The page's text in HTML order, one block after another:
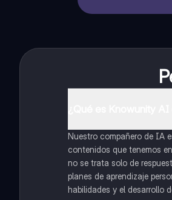
Nuestro compañero de IA
contenidos que tenemos
no se trata solo de
planes de aprendizaje
habilidades y el desarrollo